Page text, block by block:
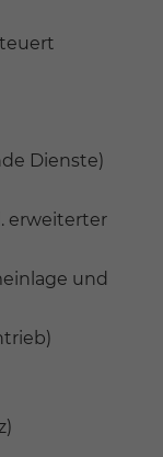
Dienste)
erweiterter
und